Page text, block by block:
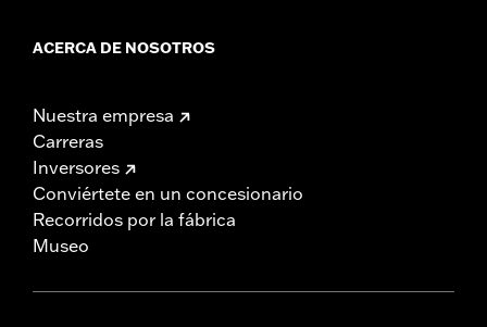
ACERCA DE NOSOTROS
Nuestra empresa
Carreras
Inversores
Conviértete en un concesionario
Recorridos por la fábrica
Museo